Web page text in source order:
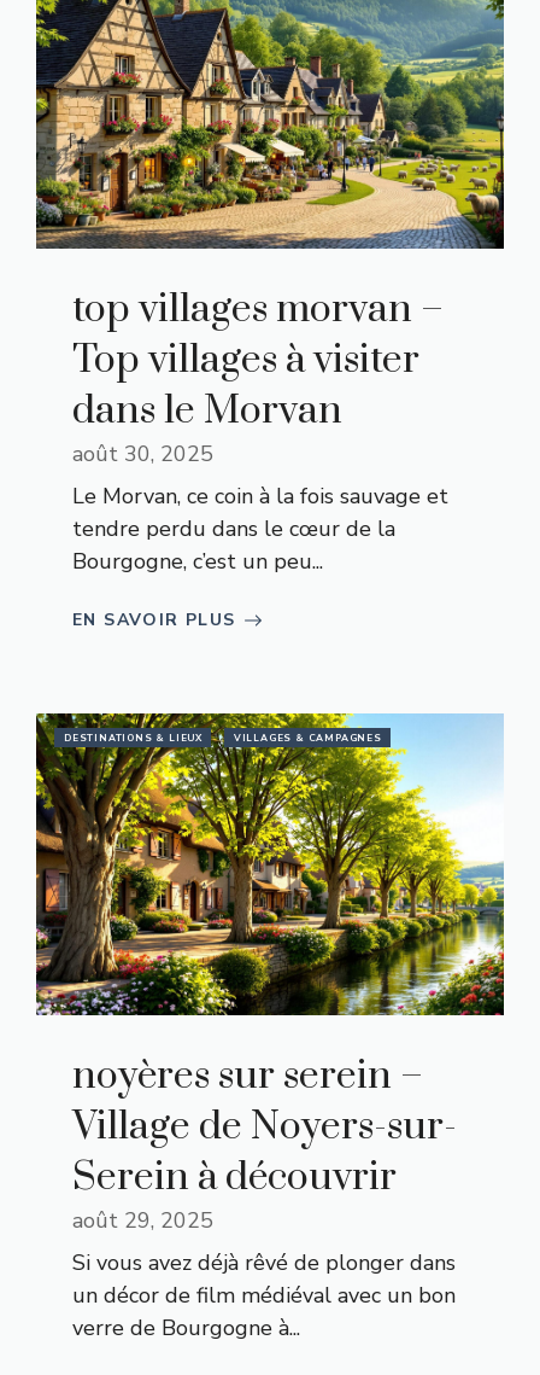
top villages morvan –
Top villages à visiter
dans le Morvan
août 30, 2025
Le Morvan, ce coin à la fois sauvage et
tendre perdu dans le cœur de la
Bourgogne, c’est un peu...
EN SAVOIR PLUS
DESTINATIONS & LIEUX VILLAGES & CAMPAGNES
noyères sur serein –
Village de Noyers-sur-
Serein à découvrir
août 29, 2025
Si vous avez déjà rêvé de plonger dans
un décor de film médiéval avec un bon
verre de Bourgogne à...